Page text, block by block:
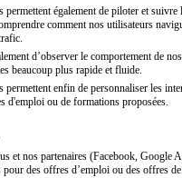
permettent également de piloter et
comment nos utilisateurs
d’observer le comportement de
beaucoup plus rapide et fluide.
permettent enfin de personnaliser les
d'emploi ou de formations proposées.
et nos partenaires (Facebook,
des offres d’emploi ou des offres